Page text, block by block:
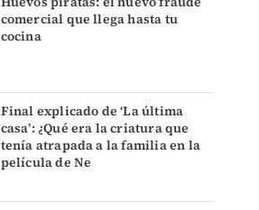
comercial que llega hasta tu
cocina
Final explicado de ‘La última
casa’: ¿Qué era la criatura que
tenía atrapada a la familia en la
película de Ne